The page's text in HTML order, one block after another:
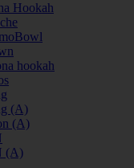
Hookah
hookah
(A)
(А)
(А)